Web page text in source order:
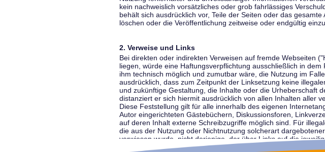
kein nachweislich vorsätzliches oder grob fahrlässiges
behält sich ausdrücklich vor, Teile der Seiten oder das
löschen oder die Veröffentlichung zeitweise oder endgültig
2. Verweise und Links
Bei direkten oder indirekten Verweisen auf fremde Webseiten
liegen, würde eine Haftungsverpflichtung ausschließlich in
ihm technisch möglich und zumutbar wäre, die Nutzung im
ausdrücklich, dass zum Zeitpunkt der Linksetzung keine
und zukünftige Gestaltung, die Inhalte oder die Urheberschaft
distanziert er sich hiermit ausdrücklich von allen Inhalten aller
Diese Feststellung gilt für alle innerhalb des eigenen
Autor eingerichteten Gästebüchern, Diskussionsforen,
auf deren Inhalt externe Schreibzugriffe möglich sind. Für
die aus der Nutzung oder Nichtnutzung solcherart
verwiesen wurde, nicht derjenige, der über Links auf die